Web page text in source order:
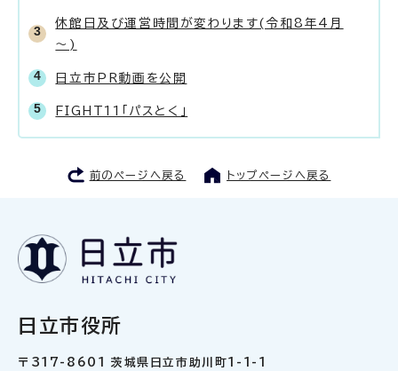
休館日及び運営時間が変わります(令和8年4月
～)
日立市PR動画を公開
FIGHT11「パスとく」
前のページへ戻る トップページへ戻る
日立市役所
〒317-8601 茨城県日立市助川町1-1-1